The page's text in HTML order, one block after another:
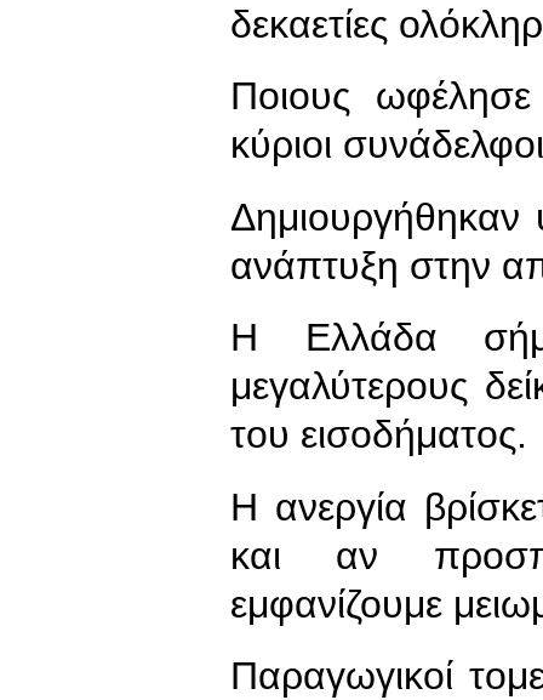
δεκαετίες
Ποιους
κύριοι
Δημιουργήθηκαν
ανάπτυξη στην
Η Ελλάδα
μεγαλύτερους
του εισοδήματος.
Η ανεργία
και αν
εμφανίζουμε
Παραγωγικοί